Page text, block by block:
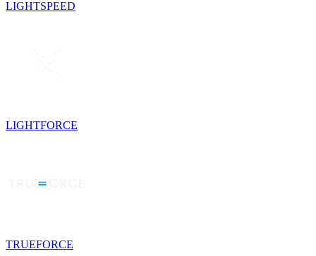
LIGHTSPEED
LIGHTFORCE
TRUEFORCE